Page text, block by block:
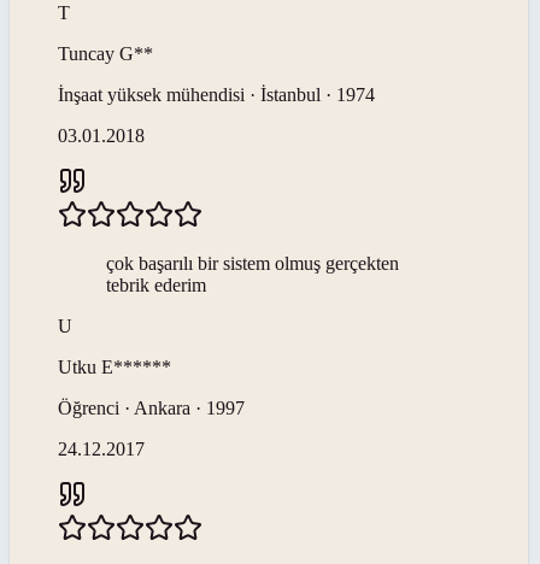
T
Tuncay G**
İnşaat yüksek mühendisi · İstanbul · 1974
03.01.2018
çok başarılı bir sistem olmuş gerçekten
tebrik ederim
U
Utku E******
Öğrenci · Ankara · 1997
24.12.2017